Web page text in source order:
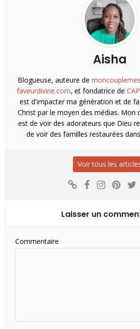
Aisha
Blogueuse, auteure de
faveurdivine.com, et fondatrice de
est d'impacter ma génération et de
Christ par le moyen des médias. Mon
est de voir des adorateurs que Dieu
de voir des familles restaurées
Voir tous les
Laisser un
Commentaire